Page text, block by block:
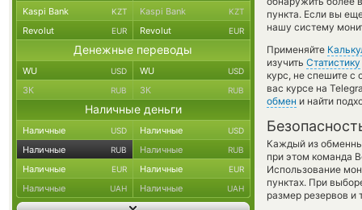
пункта. Если вы
нашу систему
Применяйте
изучить Статистику
курс, не спешите с
вас курсе на
обмен и найти
Каждый из
при этом команда
Использование
пунктах. При
размер резервов и
Kaspi Bank KZT Kaspi Bank KZT
Revolut EUR Revolut EUR
Денежные переводы
WU USD WU USD
ЗК RUB ЗК RUB
Наличные деньги
Наличные USD Наличные USD
Наличные RUB Наличные RUB
Наличные EUR Наличные EUR
Наличные UAH Наличные UAH